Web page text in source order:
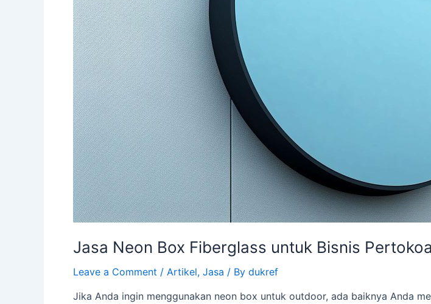
Jasa Neon Box Fiberglass untuk Bisnis
Leave a Comment / Artikel, Jasa / By dukref
Jika Anda ingin menggunakan neon box untuk outdoor, ada baiknya Anda